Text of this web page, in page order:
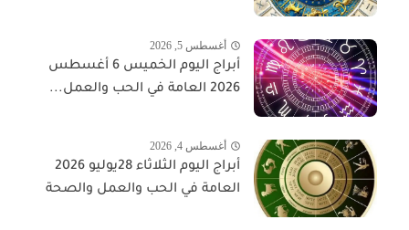
أغسطس 5, 2026
أبراج اليوم الخميس 6 أغسطس
2026 العامة في الحب والعمل...
أغسطس 4, 2026
أبراج اليوم الثلاثاء 28يوليو 2026
العامة في الحب والعمل والصحة